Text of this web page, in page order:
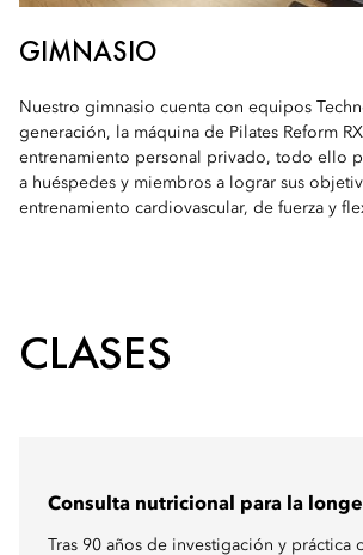
GIMNASIO
Nuestro gimnasio cuenta con equipos
generación, la máquina de Pilates Reform
entrenamiento personal privado, todo ello
a huéspedes y miembros a lograr sus
entrenamiento cardiovascular, de fuerza y
CLASES
Consulta nutricional para la
Tras 90 años de investigación y práctica